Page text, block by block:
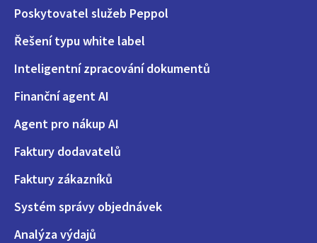
Poskytovatel služeb Peppol
Řešení typu white label
Inteligentní zpracování dokumentů
Finanční agent AI
Agent pro nákup AI
Faktury dodavatelů
Faktury zákazníků
Systém správy objednávek
Analýza výdajů